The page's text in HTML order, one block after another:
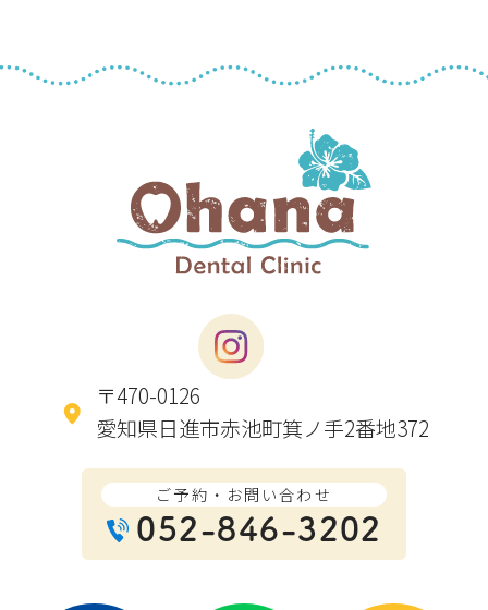
〒470-0126
愛知県日進市赤池町箕ノ手2番地372
ご予約・お問い合わせ
052-846-3202